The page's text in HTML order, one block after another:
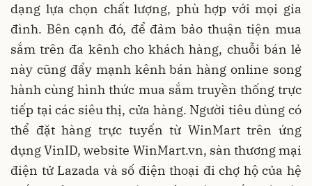
dạng lựa chọn chất lượng, phù hợp với mọi gia
đình. Bên cạnh đó, để đảm bảo thuận tiện mua
sắm trên đa kênh cho khách hàng, chuỗi bán lẻ
này cũng đẩy mạnh kênh bán hàng online song
hành cùng hình thức mua sắm truyền thống trực
tiếp tại các siêu thị, cửa hàng. Người tiêu dùng có
thể đặt hàng trực tuyến từ WinMart trên ứng
dụng VinID, website WinMart.vn, sàn thương mại
điện tử Lazada và số điện thoại đi chợ hộ của hệ